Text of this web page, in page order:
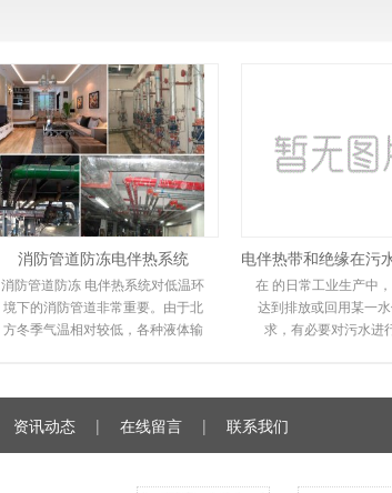
消防管道防冻电伴热系统
消防管道防冻 电伴热系统对低温环
境下的消防管道非常重要。由于北
方冬季气温相对较低，各种液体输
在 的日常工业生产中
达到排放或回用某一
求，有必要对污水进
资讯动态 | 在线留言 | 联系我们